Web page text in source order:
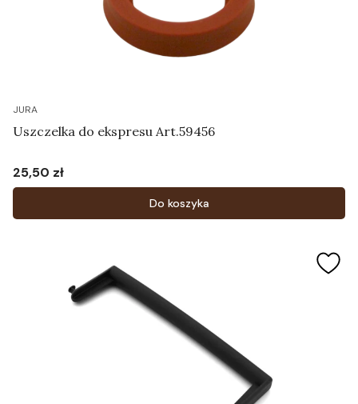
JURA
Uszczelka do ekspresu Art.59456
Cena
25,50 zł
Do koszyka